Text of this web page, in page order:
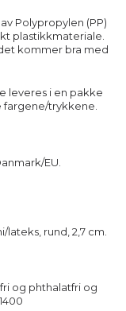
Polypropylen (PP)
plastikkmateriale.
kommer bra med
leveres i en pakke
fargene/trykkene.
EU.
lateks, rund, 2,7 cm.
og phthalatfri og